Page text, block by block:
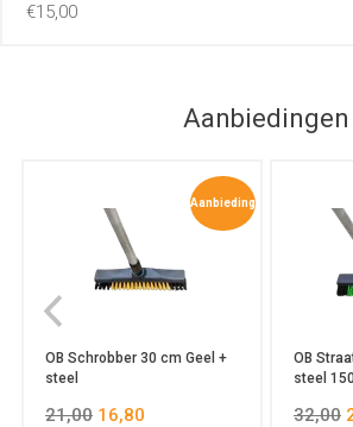
€15,00
Aanbiedingen
Aanbieding
OB Schrobber 30 cm Geel +
steel
21,00 16,80
OB
steel
32,00